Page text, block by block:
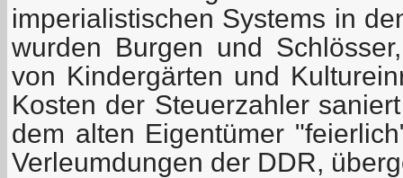
imperialistischen Systems in
wurden Burgen und
von Kindergärten und
Kosten der Steuerzahler
dem alten Eigentümer
Verleumdungen der DDR,